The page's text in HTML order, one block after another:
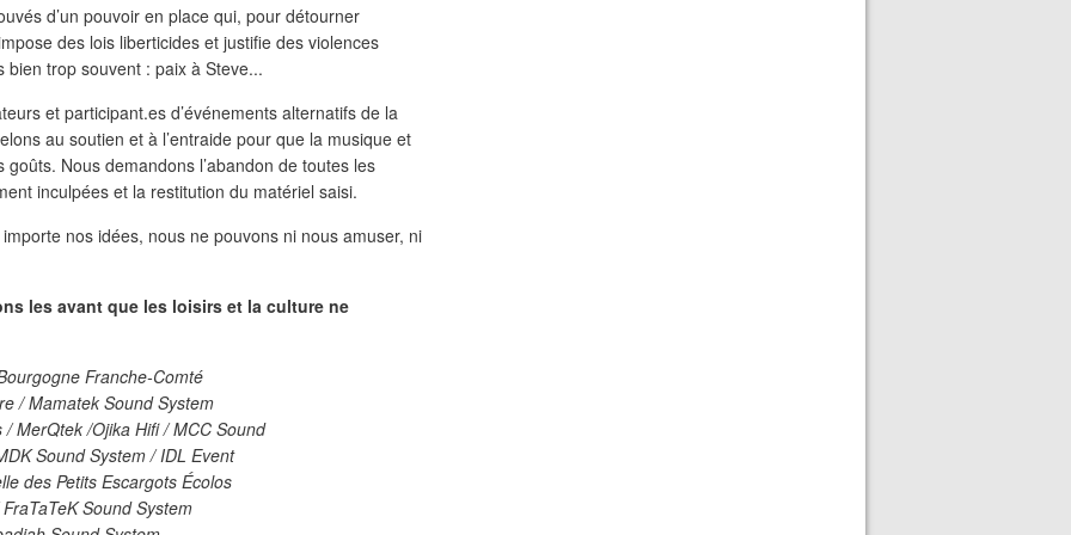
d’un pouvoir en place qui, pour détourner
des lois liberticides et justifie des violences
trop souvent : paix à Steve...
et participant.es d’événements alternatifs de la
au soutien et à l’entraide pour que la musique et
Nous demandons l’abandon de toutes les
inculpées et la restitution du matériel saisi.
nos idées, nous ne pouvons ni nous amuser, ni
les avant que les loisirs et la culture ne
Franche-Comté
/ Mamatek Sound System
/ MerQtek /Ojika Hifi /MCC Sound
Sound System /IDL Event
des Petits Escargots Écolos
Sound System